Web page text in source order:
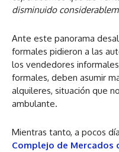
disminuido
Ante este panorama
formales pidieron a las
los vendedores
formales, deben asumir
alquileres, situación que
ambulante.
Mientras tanto, a pocos
Complejo de Mercados